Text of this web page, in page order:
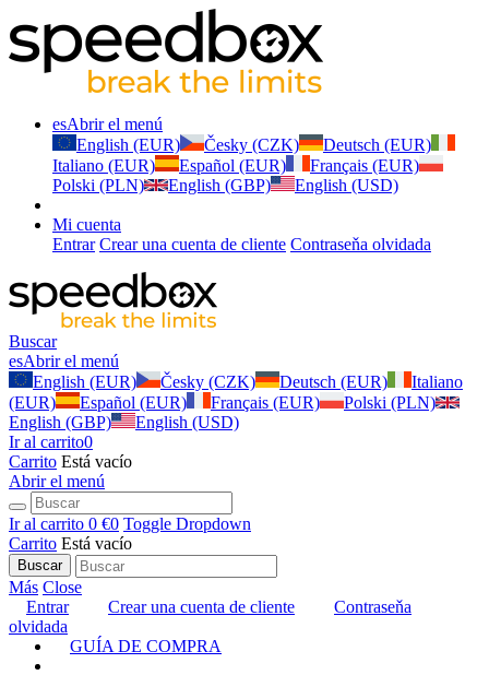
esAbrir el menú
English (EUR)
Česky (CZK)
Deutsch (EUR)
Italiano (EUR)
Español (EUR)
Français (EUR)
Polski (PLN)
English (GBP) English (USD)
Mi cuenta
Entrar Crear una cuenta de cliente Contraseňa olvidada
Buscar
esAbrir el menú
English (EUR)
Česky (CZK) Deutsch (EUR)
Italiano
(EUR)
Español (EUR) Français (EUR)
Polski (PLN)
English (GBP)
English (USD)
Ir al carrito0
Carrito Está vacío
Abrir el menú
Ir al carrito 0 €0 Toggle Dropdown
Carrito Está vacío
Buscar
Más Close
Entrar
Crear una cuenta de cliente
Contraseňa
olvidada
GUÍA DE COMPRA